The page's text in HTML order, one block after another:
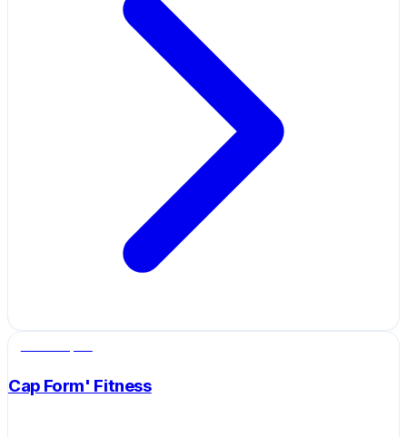
Cap Form' Fitness